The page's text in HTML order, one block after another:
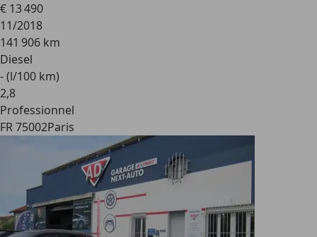
€ 13 490
11/2018
141 906 km
Diesel
- (l/100 km)
2,8
Professionnel
FR 75002Paris